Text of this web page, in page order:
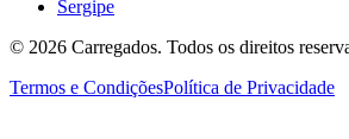
Sergipe
© 2026 Carregados. Todos os direitos
Termos e CondiçõesPolítica de Privacidade